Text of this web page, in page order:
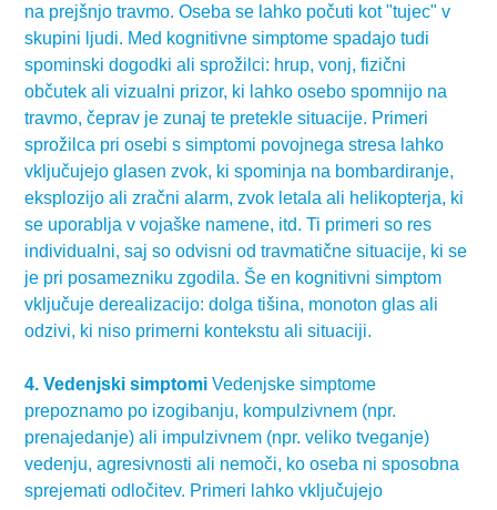
na prejšnjo travmo. Oseba se lahko počuti kot "tujec" v
skupini ljudi. Med kognitivne simptome spadajo tudi
spominski dogodki ali sprožilci: hrup, vonj, fizični
občutek ali vizualni prizor, ki lahko osebo spomnijo na
travmo, čeprav je zunaj te pretekle situacije. Primeri
sprožilca pri osebi s simptomi povojnega stresa lahko
vključujejo glasen zvok, ki spominja na bombardiranje,
eksplozijo ali zračni alarm, zvok letala ali helikopterja, ki
se uporablja v vojaške namene, itd. Ti primeri so res
individualni, saj so odvisni od travmatične situacije, ki se
je pri posamezniku zgodila. Še en kognitivni simptom
vključuje derealizacijo: dolga tišina, monoton glas ali
odzivi, ki niso primerni kontekstu ali situaciji.
4. Vedenjski simptomi Vedenjske simptome
prepoznamo po izogibanju, kompulzivnem (npr.
prenajedanje) ali impulzivnem (npr. veliko tveganje)
vedenju, agresivnosti ali nemoči, ko oseba ni sposobna
sprejemati odločitev. Primeri lahko vključujejo